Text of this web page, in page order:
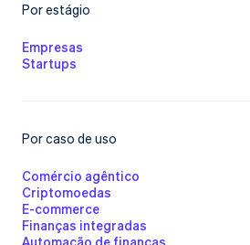
Prevenção de fraudes
Atlas
Remoção de carbono
Verificação de identidade
Por estágio
Empresas
Startups
Por caso de uso
Comércio agêntico
Criptomoedas
E-commerce
Finanças integradas
Automação de finanças